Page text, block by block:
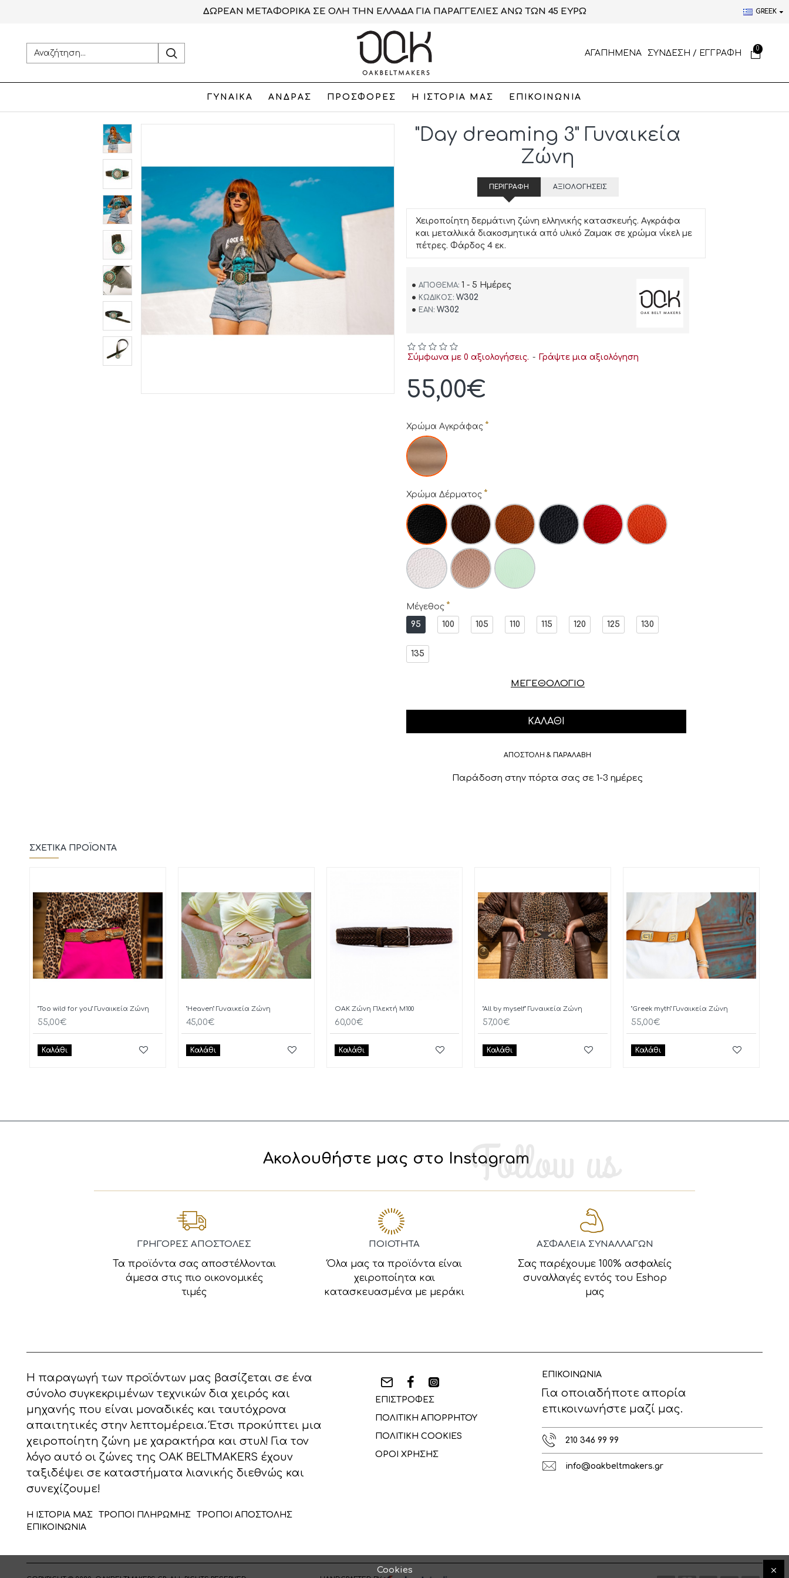
ΔΩΡΕΑΝ ΜΕΤΑΦΟΡΙΚΑ ΣΕ ΟΛΗ ΤΗΝ ΕΛΛΑΔΑ ΓΙΑ ΠΑΡΑΓΓΕΛΙΕΣ ΑΝΩ ΤΩΝ 45 ΕΥΡΩ GREEK
ΑΓΑΠΗΜΕΝΑ ΣΥΝΔΕΣΗ / ΕΓΓΡΑΦΗ 0
ΓΥΝΑΙΚΑ ΑΝΔΡΑΣ ΠΡΟΣΦΟΡΕΣ Η ΙΣΤΟΡΙΑ ΜΑΣ ΕΠΙΚΟΙΝΩΝΙΑ
"Day dreaming 3" Γυναικεία
Ζώνη
ΠΕΡΙΓΡΑΦΉ ΑΞΙΟΛΟΓΉΣΕΙΣ
Χειροποίητη δερμάτινη ζώνη ελληνικής κατασκευής. Αγκράφα
και μεταλλικά διακοσμητικά από υλικό Ζαμακ σε χρώμα νίκελ με
πέτρες. Φάρδος 4 εκ.
ΑΠΌΘΕΜΑ: 1 - 5 Ημέρες
ΚΩΔΙΚΌΣ: W302
EAN: W302
Σύμφωνα με 0 αξιολογήσεις. - Γράψτε μια αξιολόγηση
55,00€
Χρώμα Αγκράφας
Χρώμα Δέρματος
Μέγεθος
95
100 105 110 115 120 125 130
135
ΚΑΛΆΘΙ
ΜΕΓΕΘΟΛΟΓΙΟ
ΑΠΟΣΤΟΛΗ & ΠΑΡΑΛΑΒΗ
Παράδοση στην πόρτα σας σε 1-3 ημέρες
ΣΧΕΤΙΚΆ ΠΡΟΪΌΝΤΑ
"Too wild for you" Γυναικεία Ζώνη
55,00€
Καλάθι
"Heaven" Γυναικεία Ζώνη
45,00€
Καλάθι
OAK Ζώνη Πλεκτή M100
60,00€
Καλάθι
"All by myself" Γυναικεία Ζώνη
57,00€
Καλάθι
"Greek myth" Γυναικεία Ζώνη
55,00€
Καλάθι
Ακολουθήστε μας στο Instagram
ΓΡΗΓΟΡΕΣ ΑΠΟΣΤΟΛΕΣ
Τα προϊόντα σας αποστέλλονται
άμεσα στις πιο οικονομικές
τιμές
ΠΟΙΟΤΗΤΑ
Όλα μας τα προϊόντα είναι
χειροποίητα και
κατασκευασμένα με μεράκι
ΑΣΦΑΛΕΙΑ ΣΥΝΑΛΛΑΓΩΝ
Σας παρέχουμε 100% ασφαλείς
συναλλαγές εντός του Eshop
μας
Η παραγωγή των προϊόντων μας βασίζεται σε ένα
σύνολο συγκεκριμένων τεχνικών δια χειρός και
μηχανής που είναι μοναδικές και ταυτόχρονα
απαιτητικές στην λεπτομέρεια. Έτσι προκύπτει μια
χειροποίητη ζώνη με χαρακτήρα και στυλ! Για τον
λόγο αυτό οι ζώνες της OAK BELTMAKERS έχουν
ταξιδέψει σε καταστήματα λιανικής διεθνώς και
συνεχίζουμε!
Η ΙΣΤΟΡΙΑ ΜΑΣ ΤΡΟΠΟΙ ΠΛΗΡΩΜΗΣ
ΤΡΟΠΟΙ ΑΠΟΣΤΟΛΗΣ
ΕΠΙΚΟΙΝΩΝΙΑ
ΕΠΙΣΤΡΟΦΕΣ
ΠΟΛΙΤΙΚΗ ΑΠΟΡΡΗΤΟΥ
ΠΟΛΙΤΙΚΗ COOKIES
ΟΡΟΙ ΧΡΗΣΗΣ
ΕΠΙΚΟΙΝΩΝΙΑ
Για οποιαδήποτε απορία
επικοινωνήστε μαζί μας.
210 346 99 99
info@oakbeltmakers.gr
Cookies